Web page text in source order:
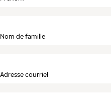
Nom de famille
Adresse courriel